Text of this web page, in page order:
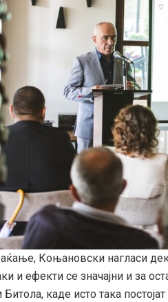
Коњановски нагласи
и ефекти се значајни и за
Битола, каде исто така